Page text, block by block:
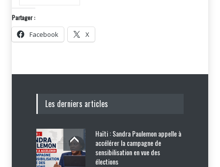
Partager :
Facebook X
Les derniers articles
Haïti : Sandra Paulemon appelle à
accélérer la campagne de
sensibilisation en vue des
élections